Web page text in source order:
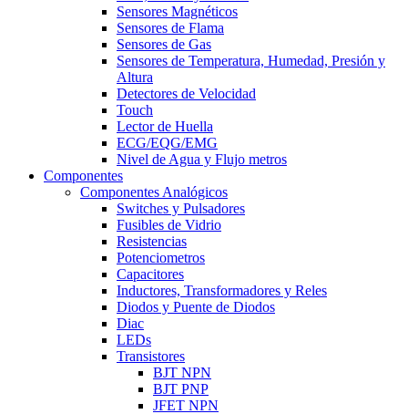
Sensores Magnéticos
Sensores de Flama
Sensores de Gas
Sensores de Temperatura, Humedad, Presión y
Altura
Detectores de Velocidad
Touch
Lector de Huella
ECG/EQG/EMG
Nivel de Agua y Flujo metros
Componentes
Componentes Analógicos
Switches y Pulsadores
Fusibles de Vidrio
Resistencias
Potenciometros
Capacitores
Inductores, Transformadores y Reles
Diodos y Puente de Diodos
Diac
LEDs
Transistores
BJT NPN
BJT PNP
JFET NPN